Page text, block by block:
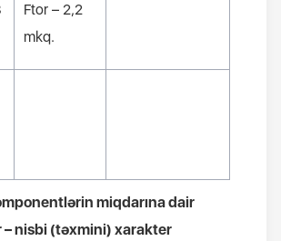
Ftor – 2,2
mkq.
miqdarına dair
– nisbi (təxmini) xarakter